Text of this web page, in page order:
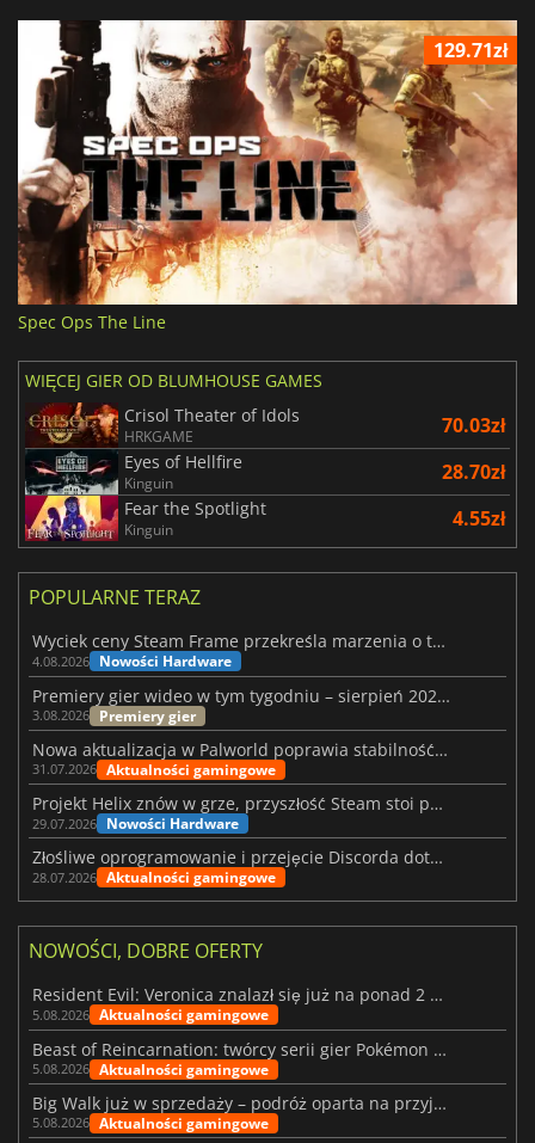
129.71zł
Spec Ops The Line
WIĘCEJ GIER OD BLUMHOUSE GAMES
Crisol Theater of Idols
HRKGAME 70.03zł
Eyes of Hellfire
Kinguin 28.70zł
Fear the Spotlight
Kinguin 4.55zł
POPULARNE TERAZ
Wyciek ceny Steam Frame przekreśla marzenia o tanim zestawie VR
4.08.2026 Nowości Hardware
Premiery gier wideo w tym tygodniu – sierpień 2026 r. (32. tydzień)
3.08.2026 Premiery gier
Nowa aktualizacja w Palworld poprawia stabilność Sunreach i walk z bossami
31.07.2026 Aktualności gamingowe
Projekt Helix znów w grze, przyszłość Steam stoi pod znakiem zapytania
29.07.2026 Nowości Hardware
Złośliwe oprogramowanie i przejęcie Discorda dotknęły Meccha Chameleon
28.07.2026 Aktualności gamingowe
NOWOŚCI, DOBRE OFERTY
Resident Evil: Veronica znalazł się już na ponad 2 milionach list życzeń
5.08.2026 Aktualności gamingowe
Beast of Reincarnation: twórcy serii gier Pokémon wkraczają na nową ścieżkę
5.08.2026 Aktualności gamingowe
Big Walk już w sprzedaży – podróż oparta na przyjaźni
5.08.2026 Aktualności gamingowe